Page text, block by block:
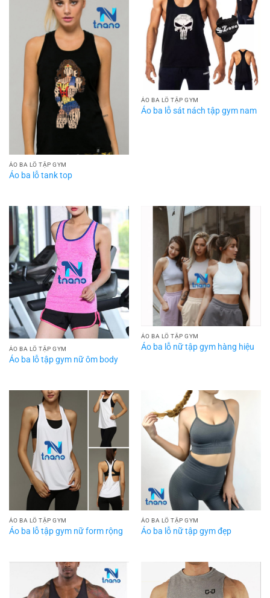
ÁO BA LỖ TẬP GYM
Áo ba lỗ tank top
ÁO BA LỖ TẬP GYM
Áo ba lỗ sát nách tập gym nam
ÁO BA LỖ TẬP GYM
Áo ba lỗ tập gym nữ ôm body
ÁO BA LỖ TẬP GYM
Áo ba lỗ nữ tập gym hàng hiệu
ÁO BA LỖ TẬP GYM
Áo ba lỗ tập gym nữ form rộng
ÁO BA LỖ TẬP GYM
Áo ba lỗ nữ tập gym đẹp